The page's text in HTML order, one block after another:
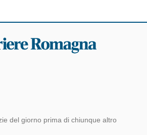
del giorno prima di chiunque altro